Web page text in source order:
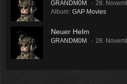
GRANDM0M
28.
Album GAP Movies
Neuer Helm
GRANDM0M 28.